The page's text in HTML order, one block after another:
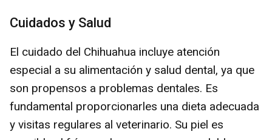
Cuidados y Salud
El cuidado del Chihuahua incluye atención
especial a su alimentación y salud dental, ya que
son propensos a problemas dentales. Es
fundamental proporcionarles una dieta adecuada
y visitas regulares al veterinario. Su piel es